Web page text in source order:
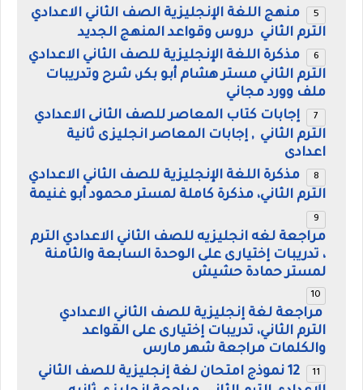
منهج اللغة الإنجليزية الصف الثاني الاعدادي
الترم الثاني دروس وقواعد المنهج الجديد
مذكرة اللغة الإنجليزية للصف الثاني الاعدادي
الترم الثاني مستر هشام أبو بكر، شرح وتدريبات
ملف وورد مجاني
إجابات كتاب المعاصر للصف الثانى الاعدادي
الترم الثاني , إجابات المعاصر انجليزى ثانية
اعدادى
مذكرة اللغة الإنجليزية للصف الثاني الاعدادي
الترم الثاني، مذكرة كاملة لمستر محمود أبو غنيمة
مراجعة لغه انجليزيه للصف الثاني الاعدادي الترم
، تدريبات إختيارى على الوحدة السابعة والثامنة
لمستر حمادة حشيش
مراجعة لغة إنجليزية للصف الثاني الاعدادي
الترم الثاني، تدريبات إختيارى على القواعد
والكلمات مراجعة شهر مارس
12 نموذج امتحان لغة إنجليزية للصف الثاني